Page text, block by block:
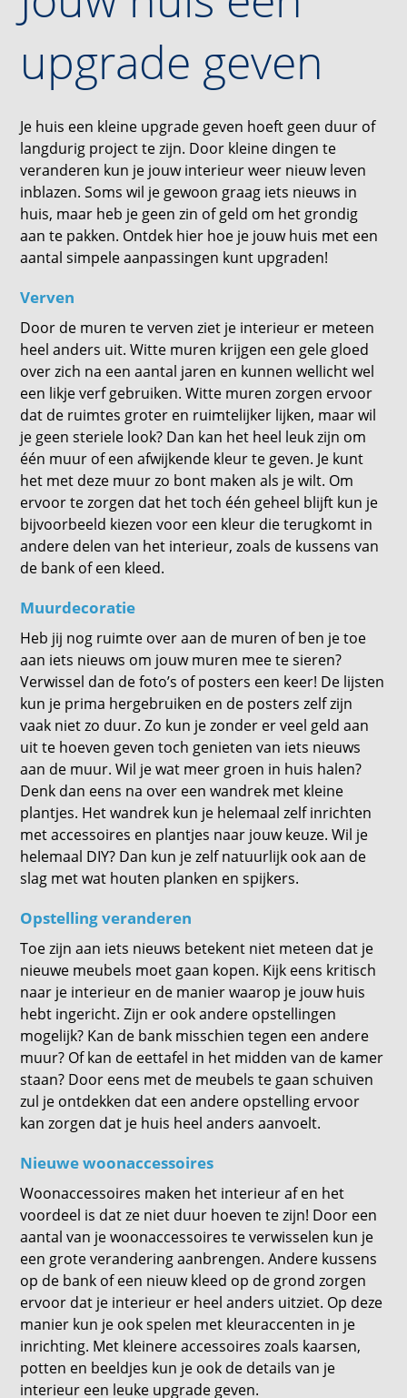
upgrade geven
Je huis een kleine upgrade geven hoeft geen duur of
langdurig project te zijn. Door kleine dingen te
veranderen kun je jouw interieur weer nieuw leven
inblazen. Soms wil je gewoon graag iets nieuws in
huis, maar heb je geen zin of geld om het grondig
aan te pakken. Ontdek hier hoe je jouw huis met een
aantal simpele aanpassingen kunt upgraden!
Verven
Door de muren te verven ziet je interieur er meteen
heel anders uit. Witte muren krijgen een gele gloed
over zich na een aantal jaren en kunnen wellicht wel
een likje verf gebruiken. Witte muren zorgen ervoor
dat de ruimtes groter en ruimtelijker lijken, maar wil
je geen steriele look? Dan kan het heel leuk zijn om
één muur of een afwijkende kleur te geven. Je kunt
het met deze muur zo bont maken als je wilt. Om
ervoor te zorgen dat het toch één geheel blijft kun je
bijvoorbeeld kiezen voor een kleur die terugkomt in
andere delen van het interieur, zoals de kussens van
de bank of een kleed.
Muurdecoratie
Heb jij nog ruimte over aan de muren of ben je toe
aan iets nieuws om jouw muren mee te sieren?
Verwissel dan de foto’s of posters een keer! De lijsten
kun je prima hergebruiken en de posters zelf zijn
vaak niet zo duur. Zo kun je zonder er veel geld aan
uit te hoeven geven toch genieten van iets nieuws
aan de muur. Wil je wat meer groen in huis halen?
Denk dan eens na over een wandrek met kleine
plantjes. Het wandrek kun je helemaal zelf inrichten
met accessoires en plantjes naar jouw keuze. Wil je
helemaal DIY? Dan kun je zelf natuurlijk ook aan de
slag met wat houten planken en spijkers.
Opstelling veranderen
Toe zijn aan iets nieuws betekent niet meteen dat je
nieuwe meubels moet gaan kopen. Kijk eens kritisch
naar je interieur en de manier waarop je jouw huis
hebt ingericht. Zijn er ook andere opstellingen
mogelijk? Kan de bank misschien tegen een andere
muur? Of kan de eettafel in het midden van de kamer
staan? Door eens met de meubels te gaan schuiven
zul je ontdekken dat een andere opstelling ervoor
kan zorgen dat je huis heel anders aanvoelt.
Nieuwe woonaccessoires
Woonaccessoires maken het interieur af en het
voordeel is dat ze niet duur hoeven te zijn! Door een
aantal van je woonaccessoires te verwisselen kun je
een grote verandering aanbrengen. Andere kussens
op de bank of een nieuw kleed op de grond zorgen
ervoor dat je interieur er heel anders uitziet. Op deze
manier kun je ook spelen met kleuraccenten in je
inrichting. Met kleinere accessoires zoals kaarsen,
potten en beeldjes kun je ook de details van je
interieur een leuke upgrade geven.